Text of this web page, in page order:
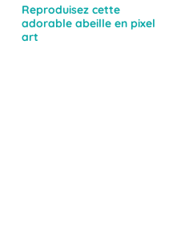
Reproduisez cette
adorable abeille en pixel
art